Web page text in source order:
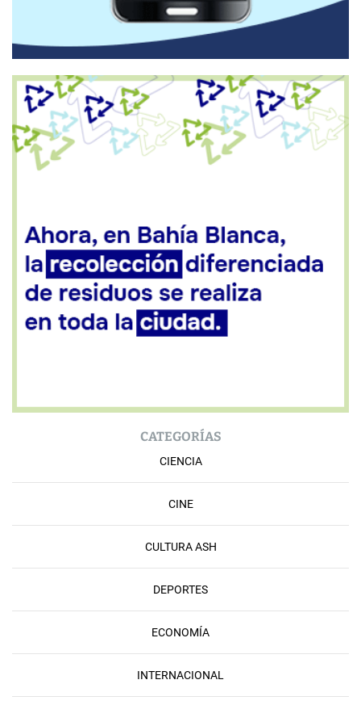
CATEGORÍAS
CIENCIA
CINE
CULTURA ASH
DEPORTES
ECONOMÍA
INTERNACIONAL